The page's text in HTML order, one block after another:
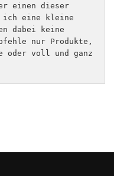
einen dieser
ich eine kleine
dabei keine
nur Produkte,
oder voll und ganz